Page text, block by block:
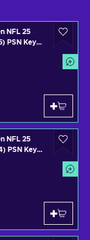
NFL 25
PSN Key
NFL 25
PSN Key